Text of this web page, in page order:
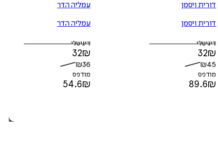
דורית ויסמן
דורית ויסמן
דיגיטלי
32₪
₪45
מודפס
89.6₪
עמליה הדר
עמליה הדר
דיגיטלי
32₪
₪36
מודפס
54.6₪